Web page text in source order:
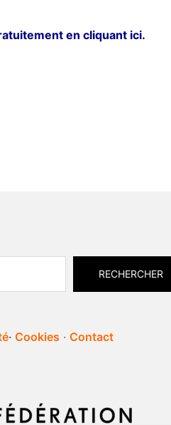
en cliquant ici.
RECHERCHER
· Cookies · Contact